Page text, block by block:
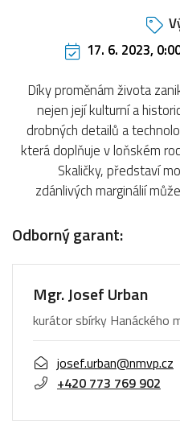
17. 6. 2023,
Díky proměnám života
nejen její kulturní a
drobných detailů a
která doplňuje v loňském
Skaličky, představí
zdánlivých marginálií
Odborný garant:
Mgr. Josef Urban
kurátor sbírky Hanáckého
josef.urban@nmvp.cz
+420 773 769 902